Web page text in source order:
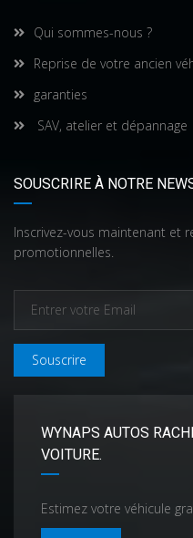
Qui sommes-nous ?
Reprise de votre ancien
garanties
SAV, atelier et dépannage
SOUSCRIRE À NOTRE
Inscrivez-vous maintenant et
promotionnelles.
Souscrire
WYNAPS AUTOS
VOITURE.
Estimez votre véhicule